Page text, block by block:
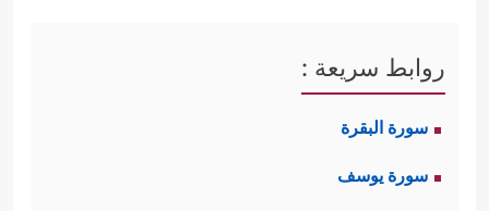
روابط سريعة :
سورة البقرة
سورة يوسف